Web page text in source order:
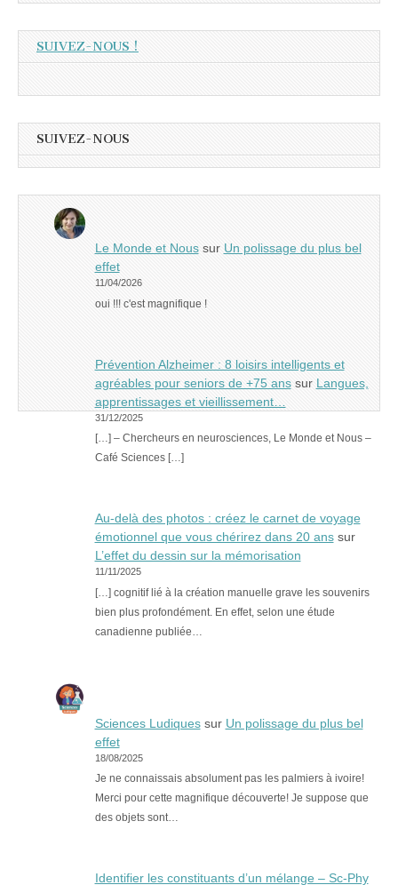
SUIVEZ-NOUS !
SUIVEZ-NOUS
Le Monde et Noussur Un polissage du plus bel
effet
11/04/2026
oui !!! c'est magnifique !
Prévention Alzheimer : 8 loisirs intelligents et
agréables pour seniors de +75 anssur Langues,
apprentissages et vieillissement…
31/12/2025
[…] – Chercheurs en neurosciences, Le Monde et Nous –
Café Sciences […]
Au-delà des photos : créez le carnet de voyage
émotionnel que vous chérirez dans 20 anssur
L’effet du dessin sur la mémorisation
11/11/2025
[…] cognitif lié à la création manuelle grave les souvenirs
bien plus profondément. En effet, selon une étude
canadienne publiée…
Sciences Ludiquessur Un polissage du plus bel
effet
18/08/2025
Je ne connaissais absolument pas les palmiers à ivoire!
Merci pour cette magnifique découverte! Je suppose que
des objets sont…
Identifier les constituants d’un mélange – Sc-Phy